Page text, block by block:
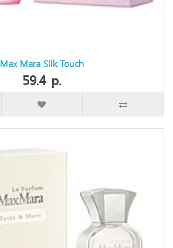
Max Mara Silk Touch
59.4 р.